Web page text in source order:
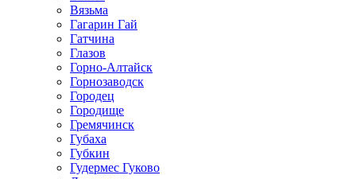
Вязьма
Гагарин Гай
Гатчина
Глазов
Горно-Алтайск
Горнозаводск
Городец
Городище
Гремячинск
Губаха
Губкин
Гудермес Гуково